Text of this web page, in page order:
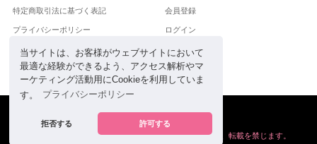
当サイトは、お客様がウェブサイトにおいて
最適な経験ができるよう、アクセス解析やマ
ーケティング活動用にCookieを利用していま
す。
プライバシーポリシー
拒否する 許可する
特定商取引法に基づく表記
プライバシーポリシー
運営会社
お問合せ
会員登録
ログイン
powered by
掲載の情報や画像など、すべてのコンテンツの無断複写、転載を禁じます。